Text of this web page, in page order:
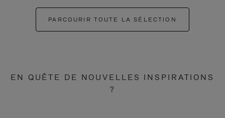
PARCOURIR TOUTE LA SÉLECTION
EN QUÊTE DE NOUVELLES INSPIRATIONS
?